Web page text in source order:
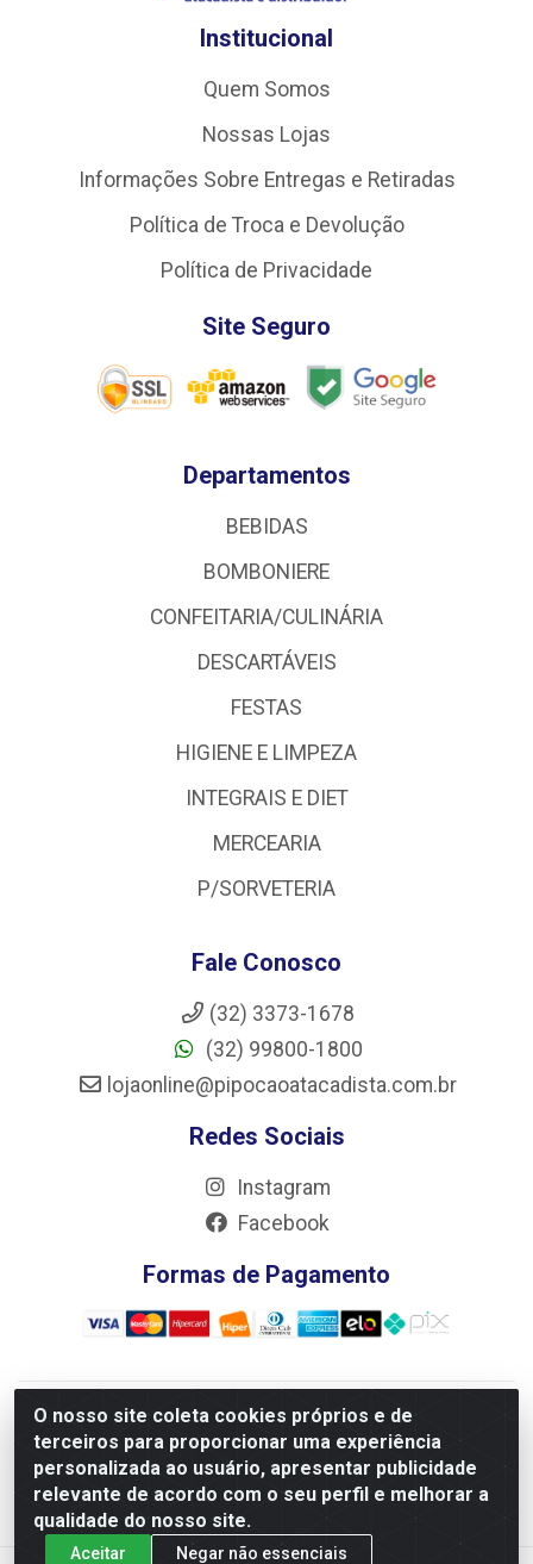
O nosso site coleta cookies próprios e de
terceiros para proporcionar uma experiência
personalizada ao usuário, apresentar publicidade
relevante de acordo com o seu perfil e melhorar a
qualidade do nosso site.
Aceitar Negar não essenciais
Institucional
Quem Somos
Nossas Lojas
Informações Sobre Entregas e Retiradas
Política de Troca e Devolução
Política de Privacidade
Site Seguro
Departamentos
BEBIDAS
BOMBONIERE
CONFEITARIA/CULINÁRIA
DESCARTÁVEIS
FESTAS
HIGIENE E LIMPEZA
INTEGRAIS E DIET
MERCEARIA
P/SORVETERIA
Fale Conosco
(32) 3373-1678
(32) 99800-1800
lojaonline@pipocaoatacadista.com.br
Redes Sociais
Instagram
Facebook
Formas de Pagamento
JRS Distribuição e Logística LTDA - Rua Antônio do
Sacramento Torga 70, Vila Nossa Senhora de Fatima - São
João Del Rei/MG - CEP 36305-334 - CNPJ 66.194.085/0001-
02